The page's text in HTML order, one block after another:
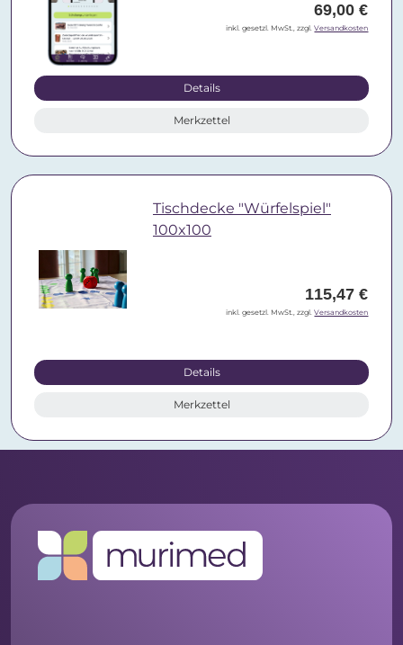
69,00 €
inkl. gesetzl. MwSt., zzgl.Versandkosten
Details
Merkzettel
Tischdecke "Würfelspiel"
100x100
115,47 €
inkl. gesetzl. MwSt., zzgl.Versandkosten
Details
Merkzettel